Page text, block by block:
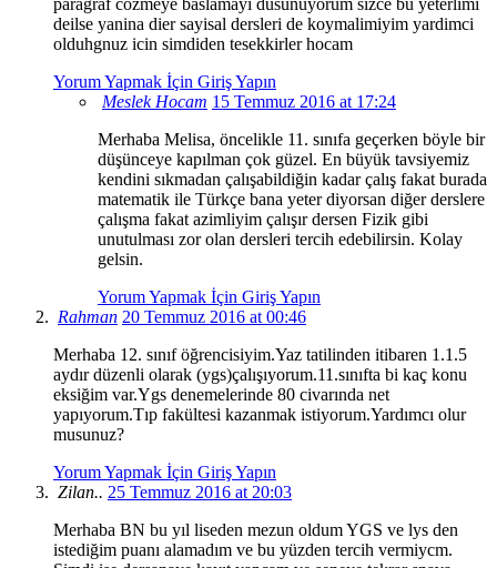
deilse yanina dier sayisal dersleri de koymalimiyim yardimci
olduhgnuz icin simdiden tesekkirler hocam
Yorum Yapmak İçin Giriş Yapın
Meslek Hocam 15 Temmuz 2016 at 17:24
Merhaba Melisa, öncelikle 11. sınıfa geçerken böyle bir
düşünceye kapılman çok güzel. En büyük tavsiyemiz
kendini sıkmadan çalışabildiğin kadar çalış fakat burada
matematik ile Türkçe bana yeter diyorsan diğer derslere
çalışma fakat azimliyim çalışır dersen Fizik gibi
unutulması zor olan dersleri tercih edebilirsin. Kolay
gelsin.
Yorum Yapmak İçin Giriş Yapın
Rahman 20 Temmuz 2016 at 00:46
Merhaba 12. sınıf öğrencisiyim.Yaz tatilinden itibaren 1.1.5
aydır düzenli olarak (ygs)çalışıyorum.11.sınıfta bi kaç konu
eksiğim var.Ygs denemelerinde 80 civarında net
yapıyorum.Tıp fakültesi kazanmak istiyorum.Yardımcı olur
musunuz?
Yorum Yapmak İçin Giriş Yapın
Zilan.. 25 Temmuz 2016 at 20:03
Merhaba BN bu yıl liseden mezun oldum YGS ve lys den
istediğim puanı alamadım ve bu yüzden tercih vermiycm.